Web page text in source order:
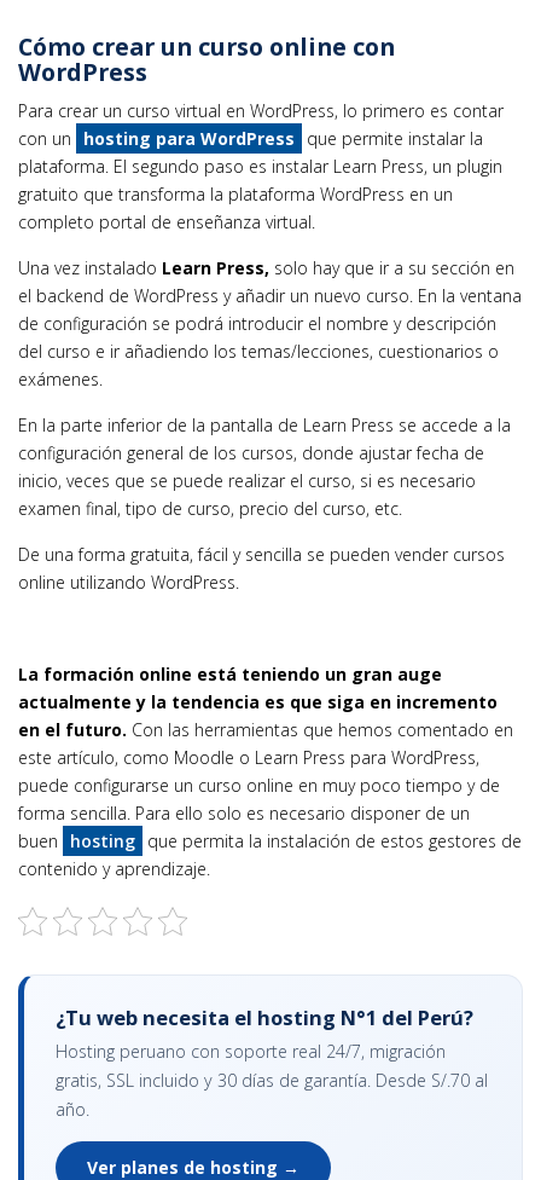
Cómo crear un curso online con
WordPress
Para crear un curso virtual en WordPress, lo primero es contar
con un
hosting para WordPress
que permite instalar la
plataforma. El segundo paso es instalar Learn Press, un plugin
gratuito que transforma la plataforma WordPress en un
completo portal de enseñanza virtual.
Una vez instalado Learn Press, solo hay que ir a su sección en
el backend de WordPress y añadir un nuevo curso. En la ventana
de configuración se podrá introducir el nombre y descripción
del curso e ir añadiendo los temas/lecciones, cuestionarios o
exámenes.
En la parte inferior de la pantalla de Learn Press se accede a la
configuración general de los cursos, donde ajustar fecha de
inicio, veces que se puede realizar el curso, si es necesario
examen final, tipo de curso, precio del curso, etc.
De una forma gratuita, fácil y sencilla se pueden vender cursos
online utilizando WordPress.
La formación online está teniendo un gran auge
actualmente y la tendencia es que siga en incremento
en el futuro. Con las herramientas que hemos comentado en
este artículo, como Moodle o Learn Press para WordPress,
puede configurarse un curso online en muy poco tiempo y de
forma sencilla. Para ello solo es necesario disponer de un
buen
hosting que permita la instalación de estos gestores de
contenido y aprendizaje.
¿Tu web necesita el hosting N°1 del Perú?
Hosting peruano con soporte real 24/7, migración
gratis, SSL incluido y 30 días de garantía. Desde S/.70 al
año.
Ver planes de hosting →